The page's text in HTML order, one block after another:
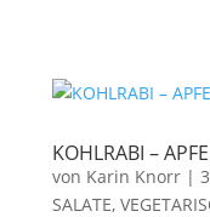
KOHLRABI –
von Karin Knorr|
SALATE,